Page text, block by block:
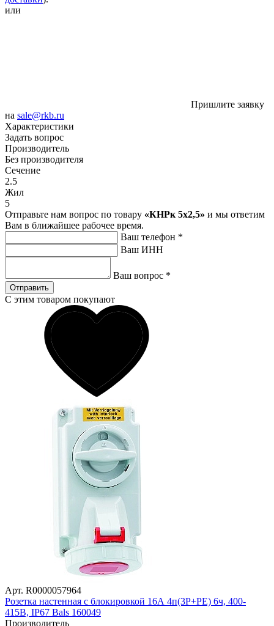
или
Пришлите заявку
на sale@rkb.ru
Характеристики
Задать вопрос
Производитель
Без производителя
Сечение
2.5
Жил
5
Отправьте нам вопрос по товару «КНРк 5х2,5» и мы ответим
Вам в ближайшее рабочее время.
Ваш телефон *
Ваш ИНН
Ваш вопрос *
Отправить
С этим товаром покупают
Арт. R0000057964
Розетка настенная с блокировкой 16А 4п(3P+PE) 6ч, 400-
415В, IP67 Bals 160049
Производитель